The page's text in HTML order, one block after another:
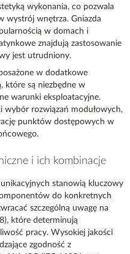
wykonania, co pozwala
wystrój wnętrza. Gniazda
w domach i
znajdują zastosowanie
jest utrudniony.
w dodatkowe
które są niezbędne w
warunki eksploatacyjne.
wybór rozwiązań modułowych,
punktów dostępowych w
i ich kombinacje
stanowią kluczowy
do konkretnych
szczególną uwagę na
które determinują
pracy. Wysokiej jakości
zgodność z